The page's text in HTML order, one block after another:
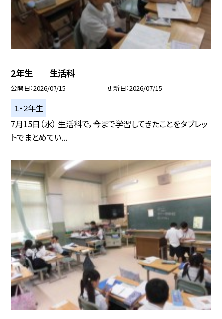
2年生 生活科
公開日 2026/07/15 更新日 2026/07/15
１・２年生
7月15日（水） 生活科で，今まで学習してきたことをタブレッ
トでまとめてい...